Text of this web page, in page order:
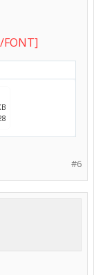
FONT]
#6